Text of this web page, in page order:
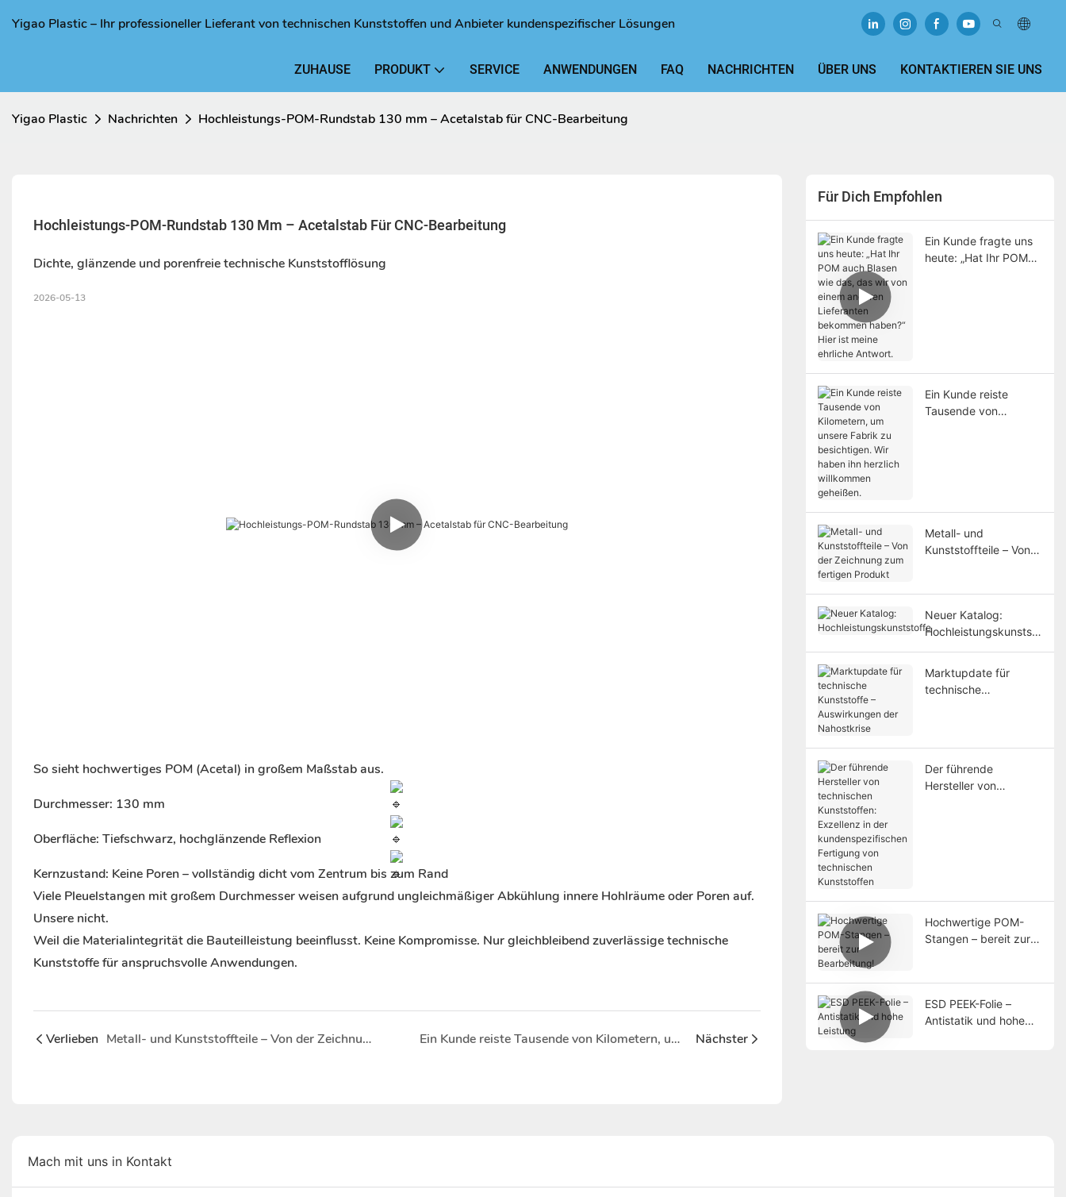
Yigao Plastic – Ihr professioneller Lieferant von technischen Kunststoffen und Anbieter kundenspezifischer Lösungen
ZUHAUSE PRODUKT SERVICE ANWENDUNGEN FAQ NACHRICHTEN ÜBER UNS KONTAKTIEREN SIE UNS
Yigao Plastic Nachrichten Hochleistungs-POM-Rundstab 130 mm – Acetalstab für CNC-Bearbeitung
Hochleistungs-POM-Rundstab 130 Mm – Acetalstab Für CNC-Bearbeitung
Dichte, glänzende und porenfreie technische Kunststofflösung
2026-05-13
So sieht hochwertiges POM (Acetal) in großem Maßstab aus.
Durchmesser: 130 mm
Oberfläche: Tiefschwarz, hochglänzende Reflexion
Kernzustand: Keine Poren – vollständig dicht vom Zentrum bis zum Rand
Viele Pleuelstangen mit großem Durchmesser weisen aufgrund ungleichmäßiger Abkühlung innere Hohlräume oder Poren auf.
Unsere nicht.
Weil die Materialintegrität die Bauteilleistung beeinflusst. Keine Kompromisse. Nur gleichbleibend zuverlässige technische
Kunststoffe für anspruchsvolle Anwendungen.
Verlieben Metall- und Kunststoffteile – Von der Zeichnung zum fertigen Produkt Ein Kunde reiste Tausende von Kilometern, um unsere Fabrik zu besichtigen. Wir haben ihn herzlich willkommen geheißen. Nächster
Für Dich Empfohlen
Ein Kunde fragte uns
heute: „Hat Ihr POM
Ein Kunde reiste
Tausende von
Metall- und
Kunststoffteile – Von
Neuer Katalog:
Hochleistungskunststo
Marktupdate für
technische
Der führende
Hersteller von
Kunststoffen
Hochwertige POM-
Stangen – bereit zur
ESD PEEK-Folie –
Antistatik und hohe
Mach mit uns in Kontakt